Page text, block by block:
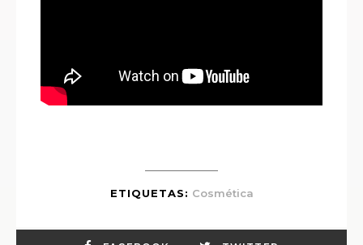
ETIQUETAS: Cosmética